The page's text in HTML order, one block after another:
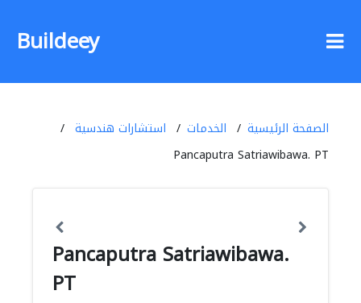
Buildeey
الصفحة الرئيسية الخدمات
استشارات هندسية
Pancaputra Satriawibawa. PT
Pancaputra Satriawibawa.
PT